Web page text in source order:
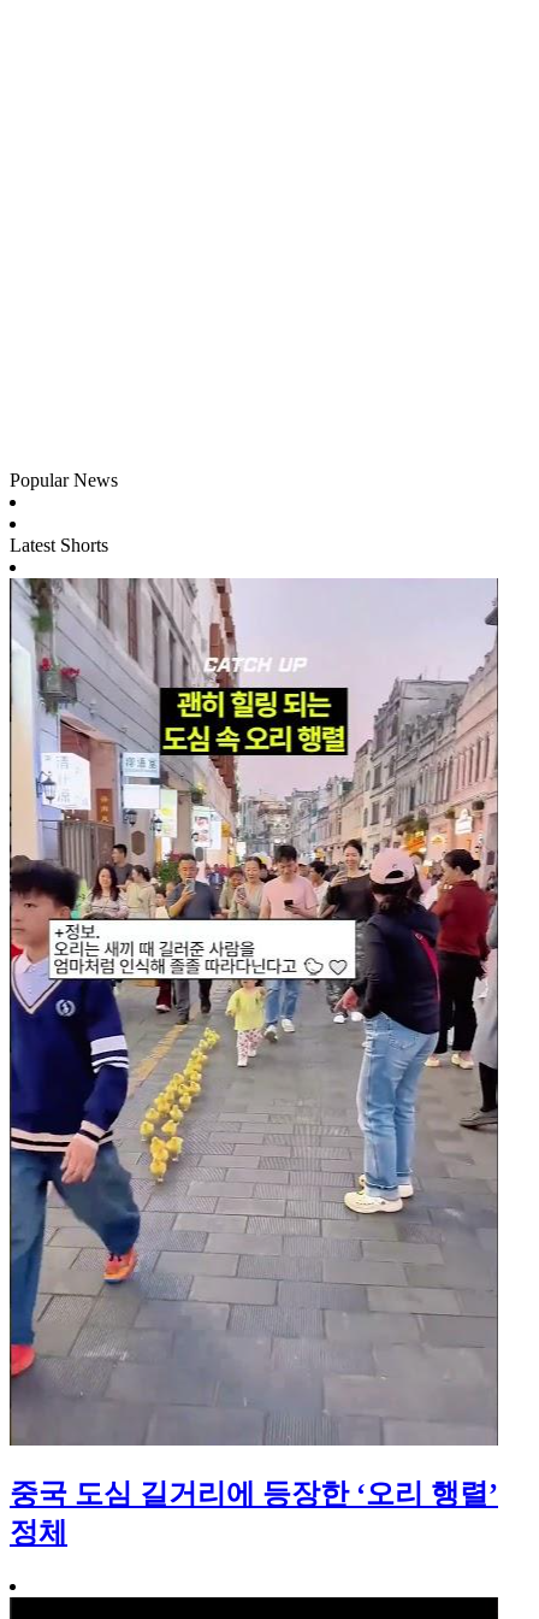
Popular News
Latest Shorts
중국 도심 길거리에 등장한 ‘오리 행렬’
정체